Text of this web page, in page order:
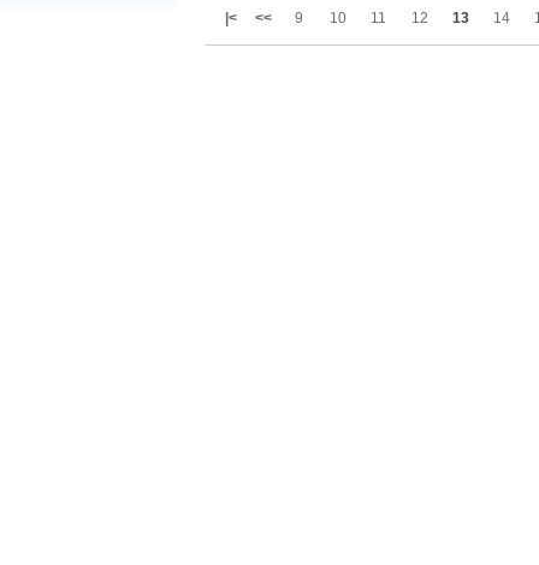
|< << 9 10 11 12 13 14